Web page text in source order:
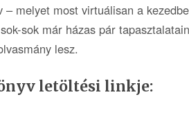
– melyet most virtuálisan a
sok már házas pár
lesz.
letöltési linkje: